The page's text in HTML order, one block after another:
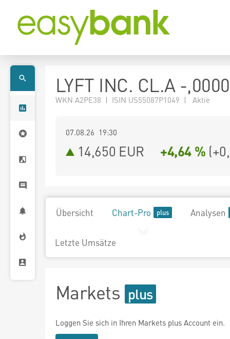
LYFT INC. CL.A -
WKN A2PE38 | ISIN US55087P1049 | Aktie
07.08.26 19:30
14,650 EUR +4,64 % (
Übersicht Chart-Pro Analysen
Letzte Umsätze
Markets
Loggen Sie sich in Ihren Markets plus Account ein.